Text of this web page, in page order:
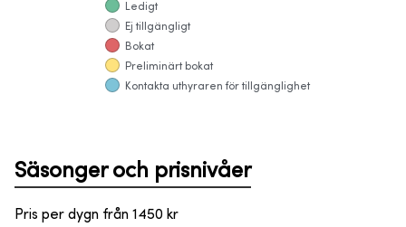
Ledigt
Ej tillgängligt
Bokat
Preliminärt bokat
Kontakta uthyraren för tillgänglighet
Säsonger och prisnivåer
Pris per dygn från 1450 kr